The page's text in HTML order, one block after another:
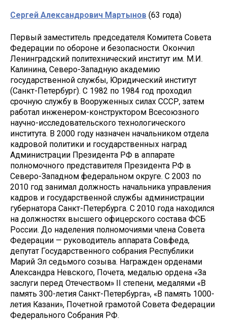
Сергей Александрович Мартынов (63 года)
Первый заместитель председателя Комитета Совета
Федерации по обороне и безопасности. Окончил
Ленинградский политехнический институт им. М.И.
Калинина, Северо-Западную академию
государственной службы, Юридический институт
(Санкт-Петербург). С 1982 по 1984 год проходил
срочную службу в Вооруженных силах СССР, затем
работал инженером-конструктором Всесоюзного
научно-исследовательского технологического
института. В 2000 году назначен начальником отдела
кадровой политики и государственных наград
Администрации Президента РФ в аппарате
полномочного представителя Президента РФ в
Северо-Западном федеральном округе. С 2003 по
2010 год занимал должность начальника управления
кадров и государственной службы администрации
губернатора Санкт-Петербурга. С 2010 года находился
на должностях высшего офицерского состава ФСБ
России. До наделения полномочиями члена Совета
Федерации — руководитель аппарата Совфеда,
депутат Государственного собрания Республики
Марий Эл седьмого созыва. Награжден орденами
Александра Невского, Почета, медалью ордена «За
заслуги перед Отечеством» II степени, медалями «В
память 300-летия Санкт-Петербурга», «В память 1000-
летия Казани», Почетной грамотой Совета Федерации
Федерального Собрания РФ.